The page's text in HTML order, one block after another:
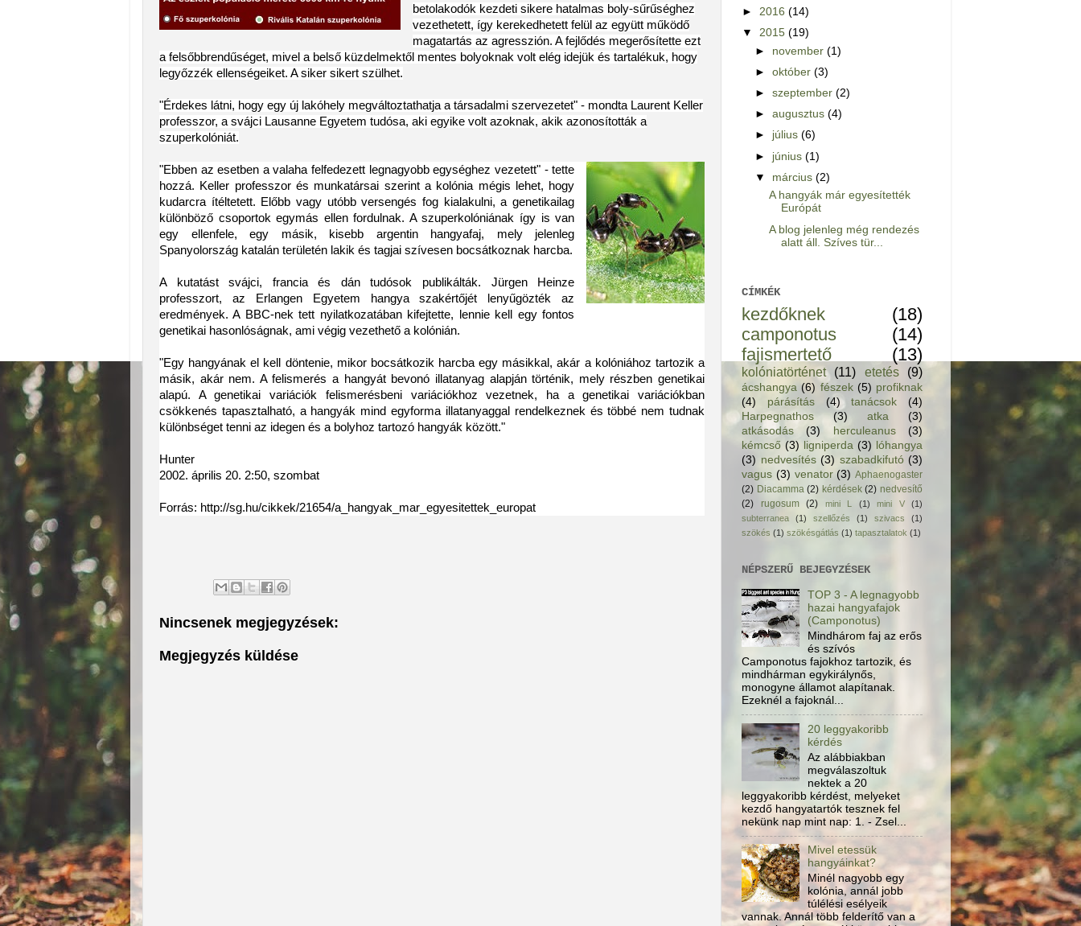
betolakodók kezdeti sikere hatalmas boly-sűrűséghez
vezethetett, így kerekedhetett felül az együtt működő
magatartás az agresszión. A fejlődés megerősítette ezt
a felsőbbrendűséget, mivel a belső küzdelmektől mentes bolyoknak volt elég idejük és tartalékuk, hogy
legyőzzék ellenségeiket. A siker sikert szülhet.
"Érdekes látni, hogy egy új lakóhely megváltoztathatja a társadalmi szervezetet" - mondta Laurent Keller
professzor, a svájci Lausanne Egyetem tudósa, aki egyike volt azoknak, akik azonosították a
szuperkolóniát.
"Ebben az esetben a valaha felfedezett legnagyobb egységhez vezetett" - tette
hozzá. Keller professzor és munkatársai szerint a kolónia mégis lehet, hogy
kudarcra ítéltetett. Előbb vagy utóbb versengés fog kialakulni, a genetikailag
különböző csoportok egymás ellen fordulnak. A szuperkolóniának így is van
egy ellenfele, egy másik, kisebb argentin hangyafaj, mely jelenleg
Spanyolország katalán területén lakik és tagjai szívesen bocsátkoznak harcba.
A kutatást svájci, francia és dán tudósok publikálták. Jürgen Heinze
professzort, az Erlangen Egyetem hangya szakértőjét lenyűgözték az
eredmények. A BBC-nek tett nyilatkozatában kifejtette, lennie kell egy fontos
genetikai hasonlóságnak, ami végig vezethető a kolónián.
"Egy hangyának el kell döntenie, mikor bocsátkozik harcba egy másikkal, akár a kolóniához tartozik a
másik, akár nem. A felismerés a hangyát bevonó illatanyag alapján történik, mely részben genetikai
alapú. A genetikai variációk felismerésbeni variációkhoz vezetnek, ha a genetikai variációkban
csökkenés tapasztalható, a hangyák mind egyforma illatanyaggal rendelkeznek és többé nem tudnak
különbséget tenni az idegen és a bolyhoz tartozó hangyák között."
Hunter
2002. április 20. 2:50, szombat
Forrás: http://sg.hu/cikkek/21654/a_hangyak_mar_egyesitettek_europat
Nincsenek megjegyzések:
Megjegyzés küldése
► 2016 (14)
▼ 2015 (19)
► november(1)
►október(3)
►szeptember(2)
►augusztus(4)
► július(6)
► június(1)
▼ március(2)
A hangyák már egyesítették
Európát
A blog jelenleg még rendezés
alatt áll. Szíves tür...
CÍMKÉK
kezdőknek
(18)
camponotus
(14)
fajismertető
(13)
kolóniatörténet (11) etetés (9)
ácshangya (6) fészek (5) profiknak
(4)
párásítás (4) tanácsok
(4)
Harpegnathos
(3) atka
(3)
atkásodás
(3) herculeanus
(3)
kémcső (3) ligniperda (3) lóhangya
(3) nedvesítés (3) szabadkifutó (3)
vagus (3) venator (3) Aphaenogaster
(2) Diacamma (2) kérdések (2) nedvesítő
(2)
rugosum (2) mini L (1) mini V
(1)
subterranea
(1) szellőzés (1) szivacs
(1)
szökés (1) szökésgátlás (1) tapasztalatok (1)
NÉPSZERŰ BEJEGYZÉSEK
TOP 3 - A legnagyobb
hazai hangyafajok
(Camponotus)
Mindhárom faj az erős
és szívós
Camponotus fajokhoz tartozik, és
mindhárman egykirálynős,
monogyne államot alapítanak.
Ezeknél a fajoknál...
20 leggyakoribb
kérdés
Az alábbiakban
megválaszoltuk
nektek a 20
leggyakoribb kérdést, melyeket
kezdő hangyatartók tesznek fel
nekünk nap mint nap: 1. - Zsel...
Mivel etessük
hangyáinkat?
Minél nagyobb egy
kolónia, annál jobb
túlélési esélyeik
vannak. Annál több felderítő van a